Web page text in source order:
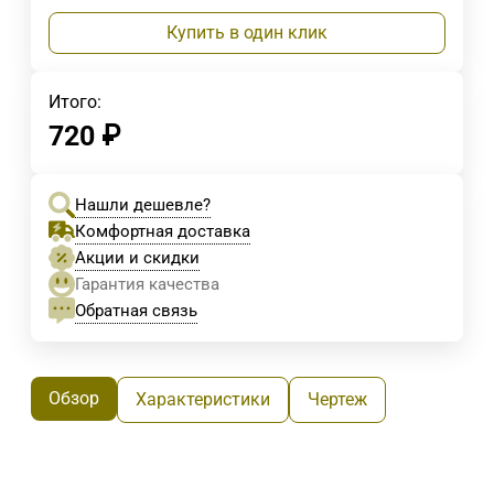
Купить в один клик
Итого:
720 ₽
Нашли дешевле?
Комфортная доставка
Акции и скидки
Гарантия качества
Обратная связь
Обзор Характеристики Чертеж